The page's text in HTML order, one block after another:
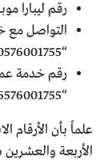
رقم ليبارا
التواصل مع
“0576001755”.
رقم خدمة
“966576001755+”
علماً بأن الأرقام
الأربعة